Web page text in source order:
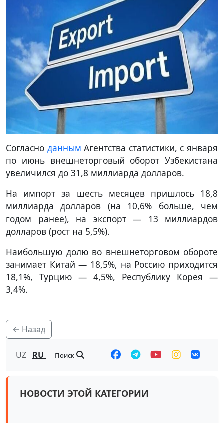
Согласно данным Агентства статистики, с января
по июнь внешнеторговый оборот Узбекистана
увеличился до 31,8 миллиарда долларов.
На импорт за шесть месяцев пришлось 18,8
миллиарда долларов (на 10,6% больше, чем
годом ранее), на экспорт — 13 миллиардов
долларов (рост на 5,5%).
Наибольшую долю во внешнеторговом обороте
занимает Китай — 18,5%, на Россию приходится
18,1%, Турцию — 4,5%, Республику Корея —
3,4%.
← Назад
UZ RU Поиск
НОВОСТИ ЭТОЙ КАТЕГОРИИ